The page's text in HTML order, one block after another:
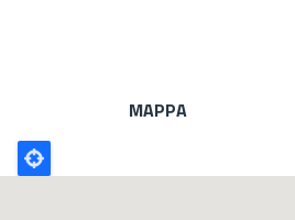
MAPPA
Poligono
GEO